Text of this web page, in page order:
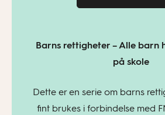
Barns rettigheter – Alle barn
på skole
Dette er en serie om barns
fint brukes i forbindelse med